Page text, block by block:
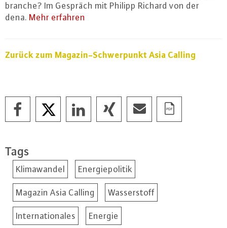
bran­che? Im Gespräch mit Philipp Richard von der
dena. Mehr erfahren
Zurück zum Ma­ga­zin-Schwer­punkt Asia Calling
Tags
Klimawandel Energiepolitik
Magazin Asia Calling Wasserstoff
Internationales Energie